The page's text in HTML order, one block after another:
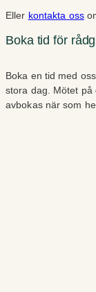
Eller kontakta oss
Boka tid för
Boka en tid med
stora dag. Mötet på
avbokas när som